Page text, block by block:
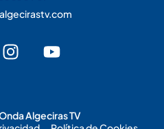
Algeciras TV